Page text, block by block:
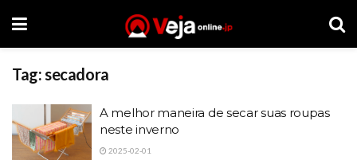
Tag:secadora
A melhor maneira de secar suas roupas
neste inverno
2025-02-01